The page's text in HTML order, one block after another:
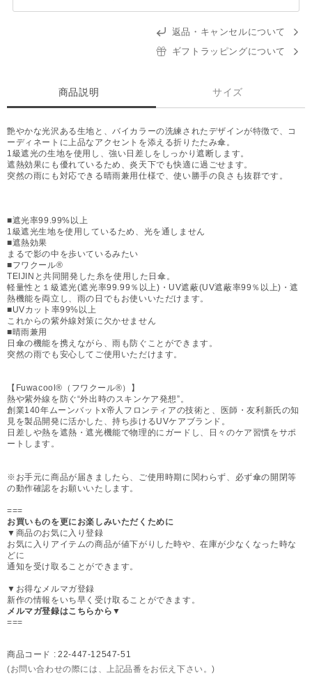
返品・キャンセルについて
ギフトラッピングについて
商品説明 サイズ
艶やかな光沢ある生地と、バイカラーの洗練されたデザインが特徴で、コ
ーディネートに上品なアクセントを添える折りたたみ傘。
1級遮光の生地を使用し、強い日差しをしっかり遮断します。
遮熱効果にも優れているため、炎天下でも快適に過ごせます。
突然の雨にも対応できる晴雨兼用仕様で、使い勝手の良さも抜群です。
■遮光率99.99%以上
1級遮光生地を使用しているため、光を通しません
■遮熱効果
まるで影の中を歩いているみたい
■フワクール®
TEIJINと共同開発した糸を使用した日傘。
軽量性と１級遮光(遮光率99.99％以上)・UV遮蔽(UV遮蔽率99％以上)・遮
熱機能を両立し、雨の日でもお使いいただけます。
■UVカット率99%以上
これからの紫外線対策に欠かせません
■晴雨兼用
日傘の機能を携えながら、雨も防ぐことができます。
突然の雨でも安心してご使用いただけます。
【Fuwacool®（フワクール®）】
熱や紫外線を防ぐ“外出時のスキンケア発想”。
創業140年ムーンバットx帝人フロンティアの技術と、医師・友利新氏の知
見を製品開発に活かした、持ち歩けるUVケアブランド。
日差しや熱を遮熱・遮光機能で物理的にガードし、日々のケア習慣をサポ
ートします。
※お手元に商品が届きましたら、ご使用時期に関わらず、必ず傘の開閉等
の動作確認をお願いいたします。
===
お買いものを更にお楽しみいただくために
▼商品のお気に入り登録
お気に入りアイテムの商品が値下がりした時や、在庫が少なくなった時な
どに
通知を受け取ることができます。
▼お得なメルマガ登録
新作の情報をいち早く受け取ることができます。
メルマガ登録はこちらから▼
===
商品コード : 22-447-12547-51
(お問い合わせの際には、上記品番をお伝え下さい。)